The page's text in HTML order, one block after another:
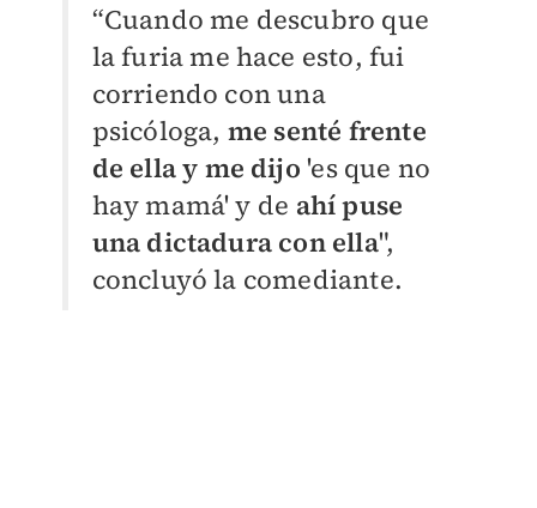
“Cuando me descubro que
la furia me hace esto, fui
corriendo con una
psicóloga, me senté frente
de ella y me dijo 'es que no
hay mamá' y de ahí puse
una dictadura con ella",
concluyó la comediante.